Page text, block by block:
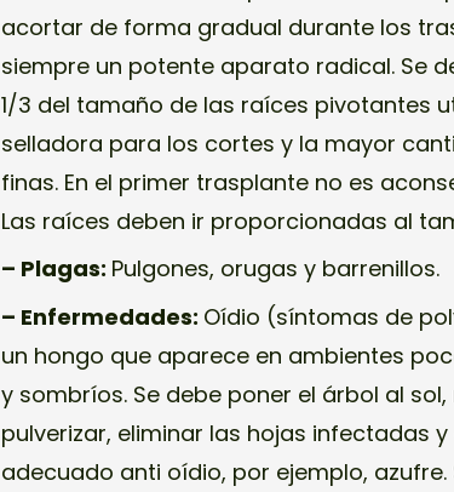
acortar de forma gradual durante los
siempre un potente aparato radical. Se
1/3 del tamaño de las raíces pivotantes
selladora para los cortes y la mayor
finas. En el primer trasplante no es
Las raíces deben ir proporcionadas al
– Plagas: Pulgones, orugas y barrenillos.
– Enfermedades: Oídio (síntomas de
un hongo que aparece en ambientes
y sombríos. Se debe poner el árbol al
pulverizar, eliminar las hojas infectadas
adecuado anti oídio, por ejemplo, azufre.